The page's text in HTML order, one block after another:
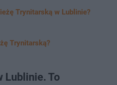
Trynitarską w Lublinie?
Trynitarską?
Lublinie. To